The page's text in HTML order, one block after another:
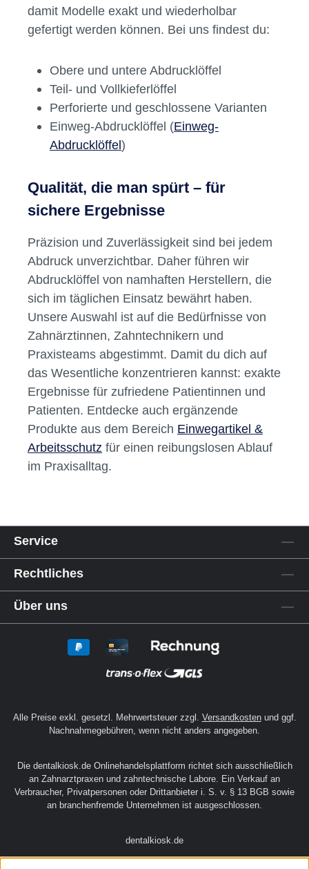
Die Anforderungen in derZahnarztpraxis
unterscheiden sich je nach Anwendung: Für
Teilabformungen bei Inlays oder Kronen
sowie Situationsabformungen braucht es
jeweils spezielle Größen und Formen. Auch
im
Dentallaborist die Auswahl entscheidend,
damit Modelle exakt und wiederholbar
Obere und untere Abdrucklöffel
Perforierte und geschlossene Varianten
Einweg-Abdrucklöffel (Einweg-
Abdrucklöffel)
Qualität, die man spürt – für
sichere Ergebnisse
Präzision und Zuverlässigkeit sind bei jedem
Abdruck unverzichtbar. Daher führen wir
Abdrucklöffel von namhaften Herstellern, die
sich im täglichen Einsatz bewährt haben.
Unsere Auswahl ist auf die Bedürfnisse von
Zahnärztinnen, Zahntechnikern und
Ergebnisse für zufriedene Patientinnen und
Produkte aus dem Bereich
Arbeitsschutzfür einen reibungslosen Ablauf
im Praxisalltag.
Rechtliches
Alle Preise exkl. gesetzl. Mehrwertsteuer zzgl.Versandkostenund ggf.